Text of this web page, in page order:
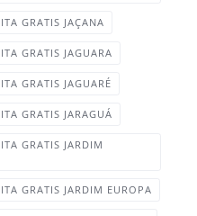
GRATIS JAÇANA
GRATIS JAGUARA‎
GRATIS JAGUARÉ
GRATIS JARAGUÁ‎
GRATIS JARDIM
GRATIS JARDIM EUROPA